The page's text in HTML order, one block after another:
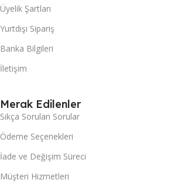
Üyelik Şartları
Yurtdışı Sipariş
Banka Bilgileri
İletişim
Merak Edilenler
Sıkça Sorulan Sorular
Ödeme Seçenekleri
İade ve Değişim Süreci
Müşteri Hizmetleri